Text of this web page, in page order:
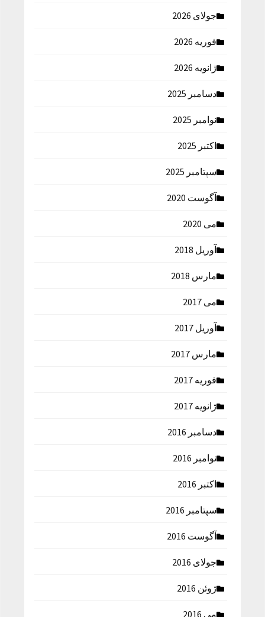
جولای 2026
فوریه 2026
ژانویه 2026
دسامبر 2025
نوامبر 2025
اکتبر 2025
سپتامبر 2025
آگوست 2020
می 2020
آوریل 2018
مارس 2018
می 2017
آوریل 2017
مارس 2017
فوریه 2017
ژانویه 2017
دسامبر 2016
نوامبر 2016
اکتبر 2016
سپتامبر 2016
آگوست 2016
جولای 2016
ژوئن 2016
می 2016